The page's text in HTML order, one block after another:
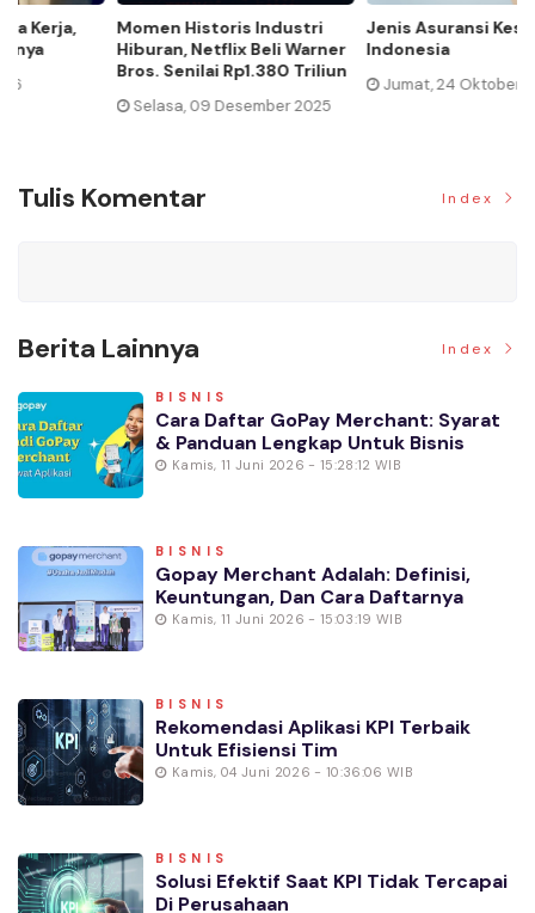
Momen Historis Industri
Hiburan, Netflix Beli Warner
Bros. Senilai Rp1.380 Triliun
Selasa, 09 Desember 2025
Jenis Asuransi Kesehatan di
Indonesia
Jumat, 24 Oktober 2025
Tulis Komentar Index
Berita Lainnya Index
BISNIS
Cara Daftar GoPay Merchant: Syarat
& Panduan Lengkap Untuk Bisnis
Kamis, 11 Juni 2026 - 15:28:12 WIB
BISNIS
Gopay Merchant Adalah: Definisi,
Keuntungan, Dan Cara Daftarnya
Kamis, 11 Juni 2026 - 15:03:19 WIB
BISNIS
Rekomendasi Aplikasi KPI Terbaik
Untuk Efisiensi Tim
Kamis, 04 Juni 2026 - 10:36:06 WIB
BISNIS
Solusi Efektif Saat KPI Tidak Tercapai
Di Perusahaan